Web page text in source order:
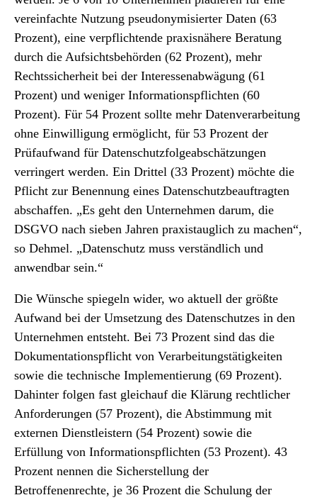
vereinfachte Nutzung pseudonymisierter Daten (63
Prozent), eine verpflichtende praxisnähere Beratung
durch die Aufsichtsbehörden (62 Prozent), mehr
Rechtssicherheit bei der Interessenabwägung (61
Prozent) und weniger Informationspflichten (60
Prozent). Für 54 Prozent sollte mehr Datenverarbeitung
ohne Einwilligung ermöglicht, für 53 Prozent der
Prüfaufwand für Datenschutzfolgeabschätzungen
verringert werden. Ein Drittel (33 Prozent) möchte die
Pflicht zur Benennung eines Datenschutzbeauftragten
abschaffen. „Es geht den Unternehmen darum, die
DSGVO nach sieben Jahren praxistauglich zu machen“,
so Dehmel. „Datenschutz muss verständlich und
anwendbar sein.“
Die Wünsche spiegeln wider, wo aktuell der größte
Aufwand bei der Umsetzung des Datenschutzes in den
Unternehmen entsteht. Bei 73 Prozent sind das die
Dokumentationspflicht von Verarbeitungstätigkeiten
sowie die technische Implementierung (69 Prozent).
Dahinter folgen fast gleichauf die Klärung rechtlicher
Anforderungen (57 Prozent), die Abstimmung mit
externen Dienstleistern (54 Prozent) sowie die
Erfüllung von Informationspflichten (53 Prozent). 43
Prozent nennen die Sicherstellung der
Betroffenenrechte, je 36 Prozent die Schulung der